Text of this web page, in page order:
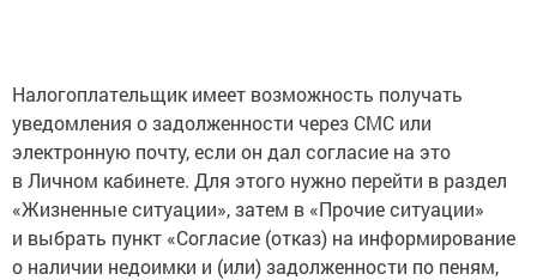
Налогоплательщик имеет возможность получать
уведомления о задолженности через СМС или
электронную почту, если он дал согласие на это
в Личном кабинете. Для этого нужно перейти в раздел
«Жизненные ситуации», затем в «Прочие ситуации»
и выбрать пункт «Согласие (отказ) на информирование
о наличии недоимки и (или) задолженности по пеням,